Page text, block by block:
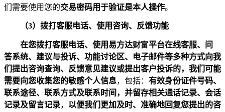
们需要使用您的交易密码用于验证是本人操作。
（3）拨打客服电话、使用咨询、反馈功能
在您拨打客服电话、使用易方达财富平台在线客服、问
答系统、建议与投诉、功能讨论区、电子邮件等多种方式向我
们提出咨询查询、反馈意见建议或提出客户投诉的，我们可能
需要向您收集您的敏感个人信息，包括： 有效身份证件号码、
联系途径、联系方式及联系时间，并留存相关通话记录、会话
记录及留言记录， 以便我们更加及时、准确地回复您提出的咨